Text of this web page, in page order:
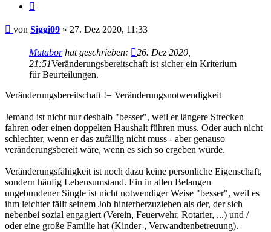
Beitrag
von Siggi09 » 27. Dez 2020, 11:33
Mutaborhat geschrieben:
26. Dez 2020,
21:51Veränderungsbereitschaft ist sicher ein Kriterium
für Beurteilungen.
Veränderungsbereitschaft != Veränderungsnotwendigkeit
Jemand ist nicht nur deshalb "besser", weil er längere Strecken
fahren oder einen doppelten Haushalt führen muss. Oder auch nicht
schlechter, wenn er das zufällig nicht muss - aber genauso
veränderungsbereit wäre, wenn es sich so ergeben würde.
Veränderungsfähigkeit ist noch dazu keine persönliche Eigenschaft,
sondern häufig Lebensumstand. Ein in allen Belangen
ungebundener Single ist nicht notwendiger Weise "besser", weil es
ihm leichter fällt seinem Job hinterherzuziehen als der, der sich
nebenbei sozial engagiert (Verein, Feuerwehr, Rotarier, ...) und /
oder eine große Familie hat (Kinder-, Verwandtenbetreuung).